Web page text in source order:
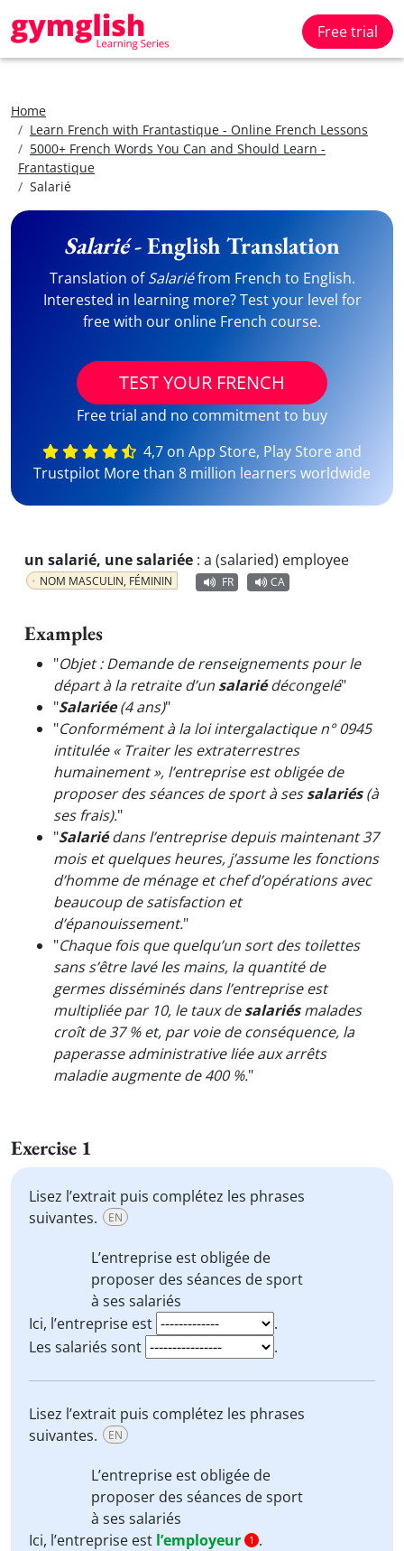
Free trial
Home
Learn French with Frantastique - Online French Lessons
5000+ French Words You Can and Should Learn -
Frantastique
Salarié
Salarié- English Translation
Translation ofSalariéfrom French to English.
Interested in learning more? Test your level for
free with our online French course.
TEST YOUR FRENCH
Free trial and no commitment to buy
4,7 on App Store, Play Store and
Trustpilot More than 8 million learners worldwide
un salarié, une salariée : a (salaried) employee
NOM MASCULIN, FÉMININ FR CA
Examples
"Objet : Demande de renseignements pour le
départ à la retraite d’un salariédécongelé"
"Salariée(4 ans)"
"Conformément à la loi intergalactique n° 0945
intitulée « Traiter les extraterrestres
humainement », l’entreprise est obligée de
proposer des séances de sport à sessalariés(à
ses frais)."
"Salariédans l’entreprise depuis maintenant 37
mois et quelques heures, j’assume les fonctions
d’homme de ménage et chef d’opérations avec
beaucoup de satisfaction et
d’épanouissement."
"Chaque fois que quelqu’un sort des toilettes
sans s’être lavé les mains, la quantité de
germes disséminés dans l’entreprise est
multipliée par 10, le taux desalariésmalades
croît de 37 % et, par voie de conséquence, la
paperasse administrative liée aux arrêts
maladie augmente de 400 %."
Exercise 1
Lisez l’extrait puis complétez les phrases
suivantes.
EN
L’entreprise est obligée de
proposer des séances de sport
à ses salariés
Ici, l’entreprise est
.
Les salariés sont
.
Lisez l’extrait puis complétez les phrases
suivantes.
EN
L’entreprise est obligée de
proposer des séances de sport
à ses salariés
Ici, l’entreprise est l’employeur 1 .